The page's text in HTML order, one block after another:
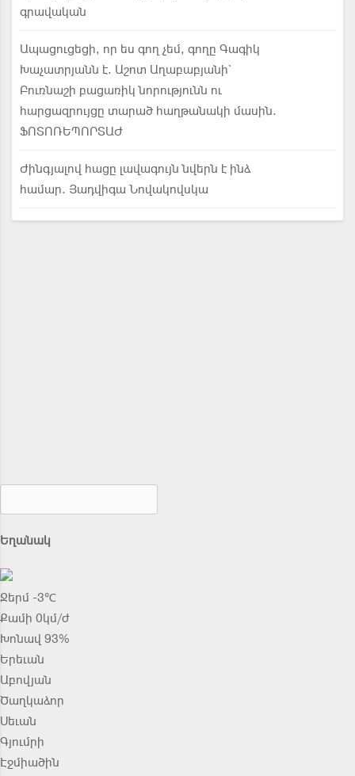
գրավական
Ապացուցեցի, որ ես գող չեմ, գողը Գագիկ
Խաչատրյանն է. Աշոտ Աղաբաբյանի`
Բուռնաշի բացառիկ նորությունն ու
հարցազրույցը տարած հաղթանակի մասին.
ՖՈՏՈՌԵՊՈՐՏԱԺ
Ժինգյալով հացը լավագույն նվերն է ինձ
համար. Յադվիգա Նովակովսկա
Եղանակ
Ջերմ -3℃
Քամի 0կմ/ժ
Խոնավ 93%
Երեւան
Աբովյան
Ծաղկաձոր
Սեւան
Գյումրի
Էջմիածին